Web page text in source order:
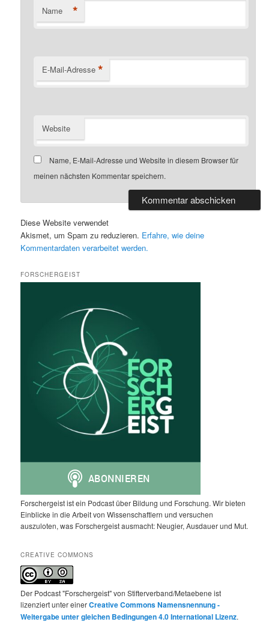
Name *
E-Mail-Adresse *
Website
Name, E-Mail-Adresse und Website in diesem Browser für
meinen nächsten Kommentar speichern.
Diese Website verwendet
Akismet, um Spam zu reduzieren. Erfahre, wie deine
Kommentardaten verarbeitet werden.
FORSCHERGEIST
Forschergeist ist ein Podcast über Bildung und Forschung. Wir bieten
Einblicke in die Arbeit von Wissenschaftlern und versuchen
auszuloten, was Forschergeist ausmacht: Neugier, Ausdauer und Mut.
CREATIVE COMMONS
Der Podcast "Forschergeist" von Stifterverband/Metaebene ist
lizenziert unter einerCreative Commons Namensnennung -
Weitergabe unter gleichen Bedingungen 4.0 International Lizenz.